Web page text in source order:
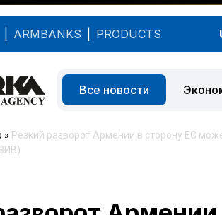
ARMBANKS PRODUCTS
Все новости
» Резкий разворот Армении в сторону ЕС